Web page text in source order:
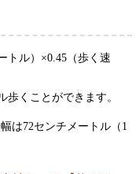
トル）×0.45（歩く速
歩くことができます。
は72センチメートル（1